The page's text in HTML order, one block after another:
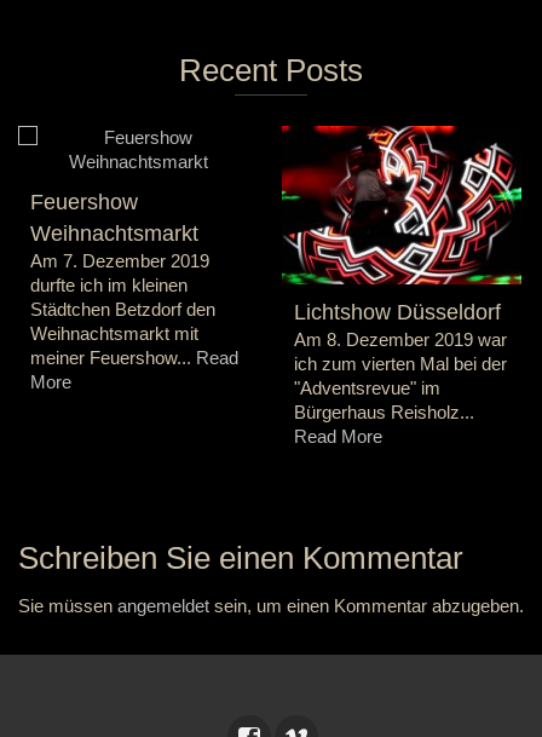
Recent Posts
Feuershow
Weihnachtsmarkt
Am 7. Dezember 2019
durfte ich im kleinen
Städtchen Betzdorf den
Weihnachtsmarkt mit
meiner Feuershow... Read
More
Lichtshow Düsseldorf
Am 8. Dezember 2019 war
ich zum vierten Mal bei der
"Adventsrevue" im
Bürgerhaus Reisholz...
Read More
Schreiben Sie einen Kommentar
Sie müssen angemeldet sein, um einen Kommentar abzugeben.